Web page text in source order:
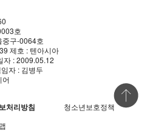
호
중구-0064호
제호 : 텐아시아
자 : 2009.05.12
자 : 김병두
어
처리방침
청소년보호정책
상단 바로